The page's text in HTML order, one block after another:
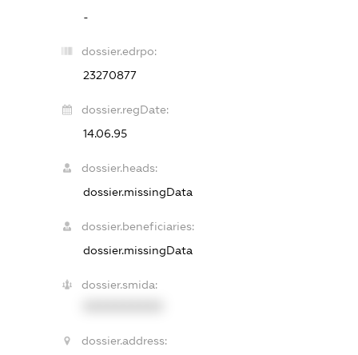
-
dossier.edrpo:
23270877
dossier.regDate:
14.06.95
dossier.heads:
dossier.missingData
dossier.beneficiaries:
dossier.missingData
dossier.smida:
dossier.address: